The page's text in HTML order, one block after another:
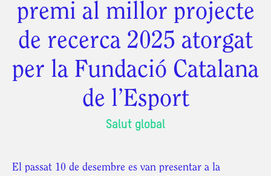
premi al millor projecte
de recerca 2025 atorgat
per la Fundació Catalana
de l’Esport
Salut global
El passat 10 de desembre es van presentar a la